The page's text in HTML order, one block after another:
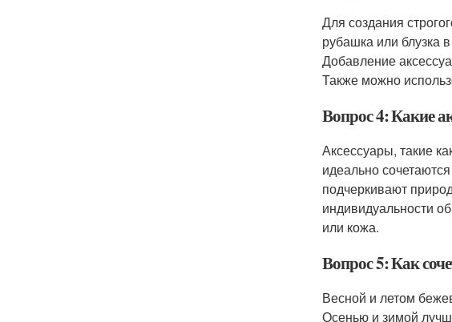
Для создания
рубашка или блузка
Добавление
Также можно
Вопрос 4: Какие
Аксессуары, такие
идеально
подчеркивают
индивидуальности
или кожа.
Вопрос 5: Как
Весной и летом
Осенью и зимой